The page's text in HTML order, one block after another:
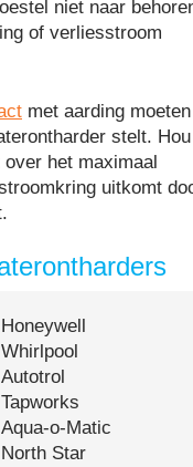
niet naar
of verliesstroom
met aarding moeten
stelt. Hou
het maximaal
uitkomt
Honeywell
Whirlpool
Autotrol
Tapworks
Aqua-o-Matic
North Star